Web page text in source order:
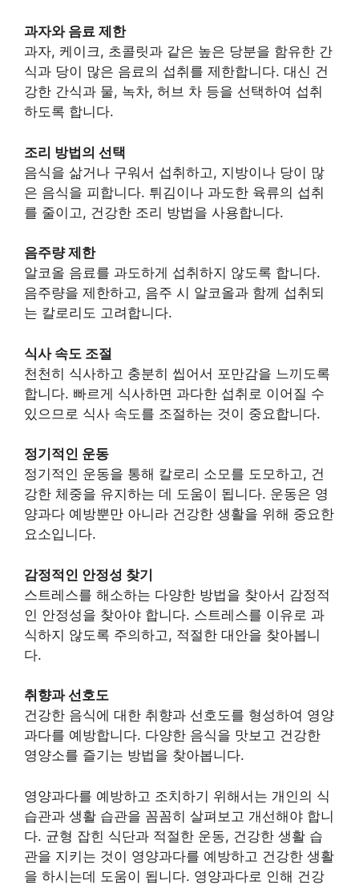
과자와 음료 제한
과자, 케이크, 초콜릿과 같은 높은 당분을 함유한 간
식과 당이 많은 음료의 섭취를 제한합니다. 대신 건
강한 간식과 물, 녹차, 허브 차 등을 선택하여 섭취
하도록 합니다.
조리 방법의 선택
음식을 삶거나 구워서 섭취하고, 지방이나 당이 많
은 음식을 피합니다. 튀김이나 과도한 육류의 섭취
를 줄이고, 건강한 조리 방법을 사용합니다.
음주량 제한
알코올 음료를 과도하게 섭취하지 않도록 합니다.
음주량을 제한하고, 음주 시 알코올과 함께 섭취되
는 칼로리도 고려합니다.
식사 속도 조절
천천히 식사하고 충분히 씹어서 포만감을 느끼도록
합니다. 빠르게 식사하면 과다한 섭취로 이어질 수
있으므로 식사 속도를 조절하는 것이 중요합니다.
정기적인 운동
정기적인 운동을 통해 칼로리 소모를 도모하고, 건
강한 체중을 유지하는 데 도움이 됩니다. 운동은 영
양과다 예방뿐만 아니라 건강한 생활을 위해 중요한
요소입니다.
감정적인 안정성 찾기
스트레스를 해소하는 다양한 방법을 찾아서 감정적
인 안정성을 찾아야 합니다. 스트레스를 이유로 과
식하지 않도록 주의하고, 적절한 대안을 찾아봅니
다.
취향과 선호도
건강한 음식에 대한 취향과 선호도를 형성하여 영양
과다를 예방합니다. 다양한 음식을 맛보고 건강한
영양소를 즐기는 방법을 찾아봅니다.
영양과다를 예방하고 조치하기 위해서는 개인의 식
습관과 생활 습관을 꼼꼼히 살펴보고 개선해야 합니
다. 균형 잡힌 식단과 적절한 운동, 건강한 생활 습
관을 지키는 것이 영양과다를 예방하고 건강한 생활
을 하시는데 도움이 됩니다. 영양과다로 인해 건강